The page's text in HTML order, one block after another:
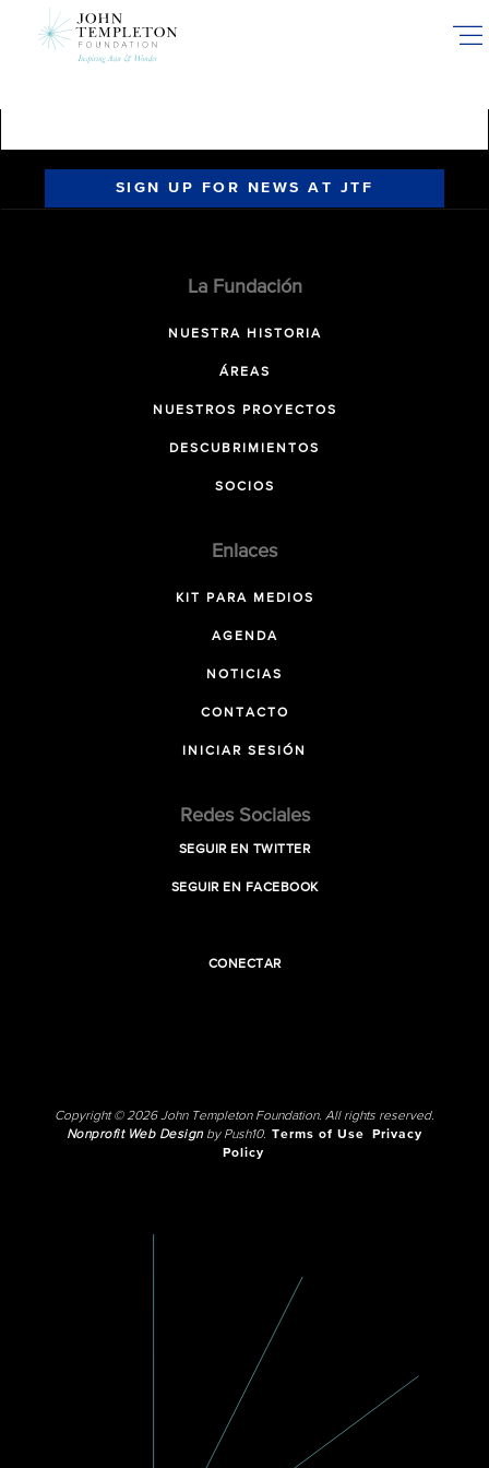
SIGN UP FOR NEWS AT JTF
La Fundación
NUESTRA HISTORIA
ÁREAS
NUESTROS PROYECTOS
DESCUBRIMIENTOS
SOCIOS
Enlaces
KIT PARA MEDIOS
AGENDA
NOTICIAS
CONTACTO
INICIAR SESIÓN
Redes Sociales
SEGUIR EN TWITTER
SEGUIR EN FACEBOOK
CONECTAR
Copyright © 2026 John Templeton Foundation. All rights reserved.
Nonprofit Web Designby Push10. Terms of Use
Privacy
Policy